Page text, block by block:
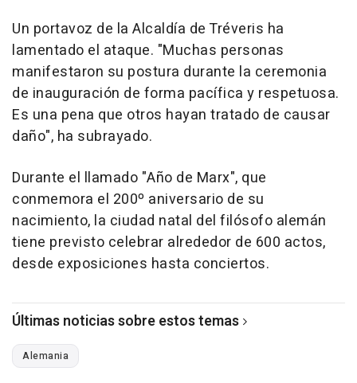
Un portavoz de la Alcaldía de Tréveris ha
lamentado el ataque. "Muchas personas
manifestaron su postura durante la ceremonia
de inauguración de forma pacífica y respetuosa.
Es una pena que otros hayan tratado de causar
daño", ha subrayado.
Durante el llamado "Año de Marx", que
conmemora el 200º aniversario de su
nacimiento, la ciudad natal del filósofo alemán
tiene previsto celebrar alrededor de 600 actos,
desde exposiciones hasta conciertos.
Últimas noticias sobre estos temas
Alemania